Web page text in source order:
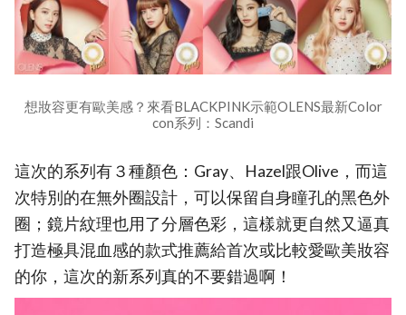
想妝容更有歐美感？來看BLACKPINK示範OLENS最新Color
con系列：Scandi
這次的系列有３種顏色：Gray、Hazel跟Olive，而這
次特別的在無外圈設計，可以保留自身瞳孔的黑色外
圈；鏡片紋理也用了分層色彩，這樣就更自然又逼真
打造極具混血感的款式推薦給首次或比較愛歐美妝容
的你，這次的新系列真的不要錯過啊！